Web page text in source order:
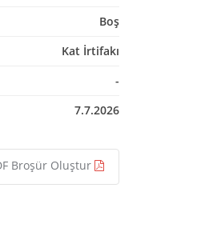
Boş
Kat İrtifakı
-
7.7.2026
Broşür Oluştur